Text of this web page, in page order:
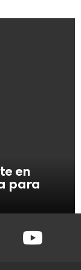
en
para
youtube